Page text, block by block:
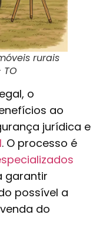
rurais
o
ao
jurídica e
. O processo é
garantir
possível a
do